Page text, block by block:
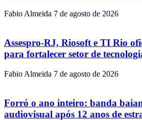
Fabio Almeida 7 de agosto de 2026
Assespro-RJ, Riosoft e TI Rio
para fortalecer setor de
Fabio Almeida 7 de agosto de 2026
Forró o ano inteiro: banda
audiovisual após 12 anos de